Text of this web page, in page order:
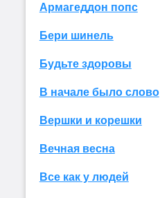
Армагеддон попс
Бери шинель
Будьте здоровы
В начале было слово
Вершки и корешки
Вечная весна
Все как у людей